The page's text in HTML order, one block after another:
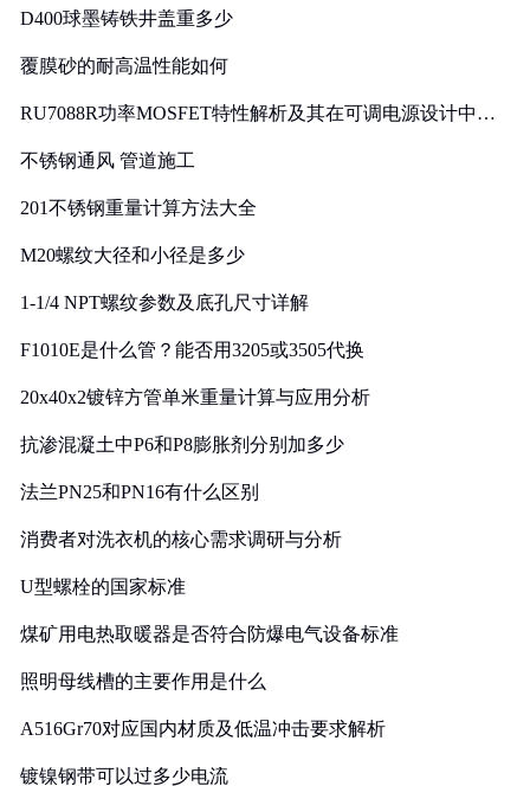
D400球墨铸铁井盖重多少
覆膜砂的耐高温性能如何
RU7088R功率MOSFET特性解析及其在可调电源设计中的
不锈钢通风 管道施工
201不锈钢重量计算方法大全
M20螺纹大径和小径是多少
1-1/4 NPT螺纹参数及底孔尺寸详解
F1010E是什么管？能否用3205或3505代换
20x40x2镀锌方管单米重量计算与应用分析
抗渗混凝土中P6和P8膨胀剂分别加多少
法兰PN25和PN16有什么区别
消费者对洗衣机的核心需求调研与分析
U型螺栓的国家标准
煤矿用电热取暖器是否符合防爆电气设备标准
照明母线槽的主要作用是什么
A516Gr70对应国内材质及低温冲击要求解析
镀镍钢带可以过多少电流